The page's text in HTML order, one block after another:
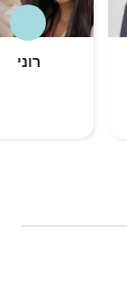
רוני